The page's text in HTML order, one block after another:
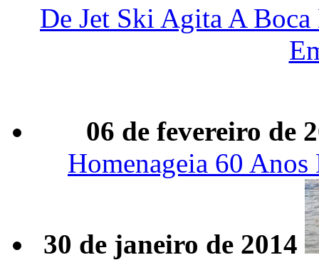
De Jet Ski Agita A Boca
06 de fevereiro de
Homenageia 60
30 de janeiro de 2014